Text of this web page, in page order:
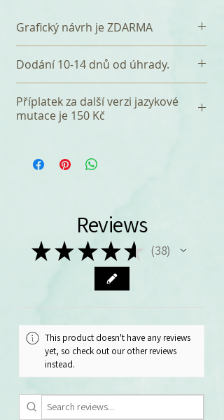
Grafický návrh je ZDARMA
Dodání 10-14 dnů od úhrady.
Příplatek za další verzi jazykové
mutace je 150 Kč
Reviews
★ ★★★★ 38
38
This product doesn't have any reviews
yet, so check out our other reviews
instead.